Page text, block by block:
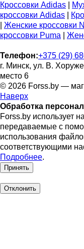
Кроссовки Adidas
кроссовки Adidas
Женские кроссовки
кроссовки Puma
Телефон:+375 (29)
г. Минск, ул. В.
место 6
© 2026 Forss.by —
Наверх
Обработка
Forss.by использует
передаваемые с
использования
соответствующими
Подробнее.
Принять
Отклонить